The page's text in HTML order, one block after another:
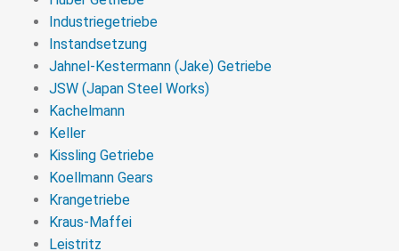
Industriegetriebe
Instandsetzung
Jahnel-Kestermann (Jake) Getriebe
JSW (Japan Steel Works)
Kachelmann
Keller
Kissling Getriebe
Koellmann Gears
Krangetriebe
Kraus-Maffei
Leistritz